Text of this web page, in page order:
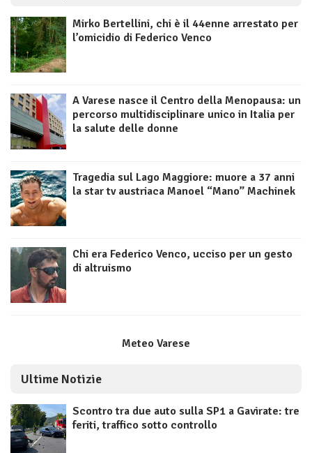
Mirko Bertellini, chi è il 44enne arrestato per
l’omicidio di Federico Venco
A Varese nasce il Centro della Menopausa: un
percorso multidisciplinare unico in Italia per
la salute delle donne
Tragedia sul Lago Maggiore: muore a 37 anni
la star tv austriaca Manoel “Mano” Machinek
Chi era Federico Venco, ucciso per un gesto
di altruismo
Meteo Varese
Ultime Notizie
Scontro tra due auto sulla SP1 a Gavirate: tre
feriti, traffico sotto controllo